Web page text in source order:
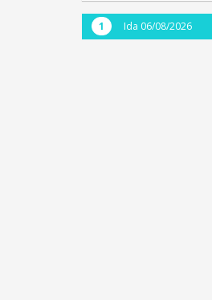
Ida 06/08/2026